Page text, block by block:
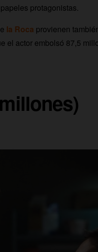
protagonistas.
la Roca provienen
el actor embolsó 87,5